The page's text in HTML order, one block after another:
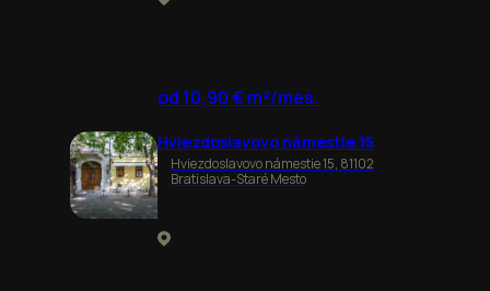
od 10,90 € m²/mes.
Hviezdoslavovo námestie 15
Hviezdoslavovo námestie 15, 81102
Bratislava-Staré Mesto